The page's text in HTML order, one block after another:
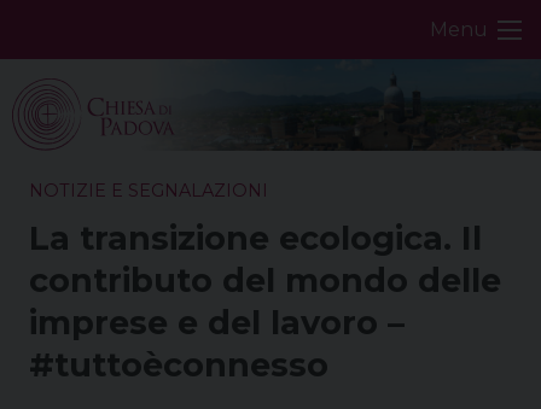
Menu
NOTIZIE E SEGNALAZIONI
La transizione ecologica. Il
contributo del mondo delle
imprese e del lavoro –
#tuttoèconnesso